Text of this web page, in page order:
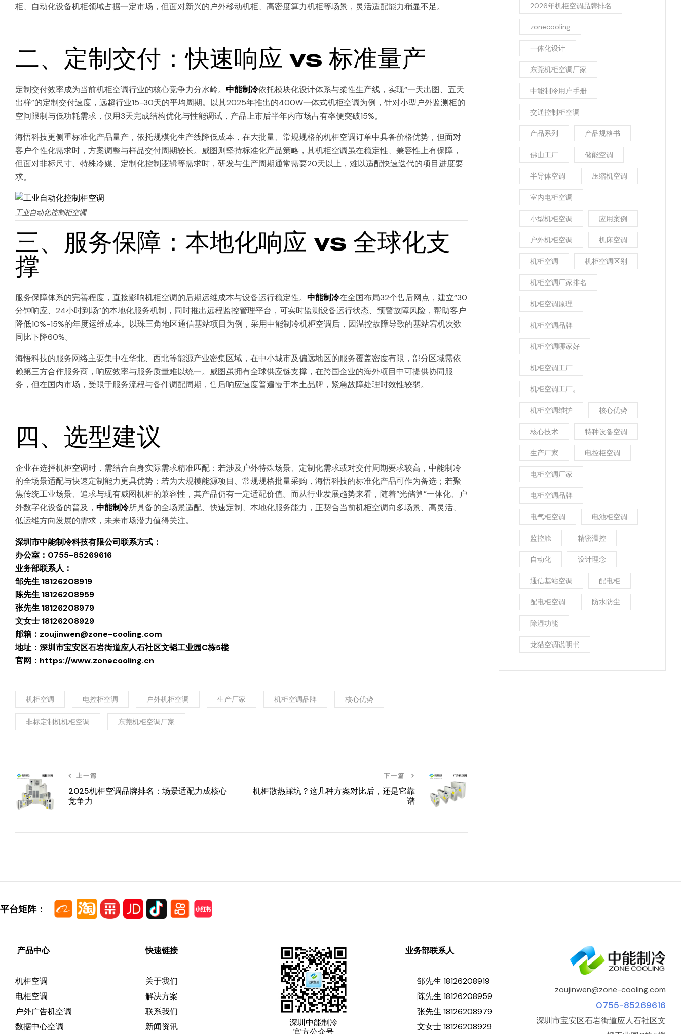
柜、自动化设备机柜领域占据一定市场，但面对新兴的户外移动机柜、高密度算力机柜等场景，灵活适配能力稍显不足。
二、定制交付：快速响应 vs 标准量产
定制交付效率成为当前机柜空调行业的核心竞争力分水岭。 中能制冷依托模块化设计体系与柔性生产线，实现“一天出图、五天
出样”的定制交付速度，远超行业15-30天的平均周期。以其2025年推出的400W一体式机柜空调为例，针对小型户外监测柜的
空间限制与低功耗需求，仅用3天完成结构优化与性能调试，产品上市后半年内市场占有率便突破15%。
海悟科技更侧重标准化产品量产，依托规模化生产线降低成本，在大批量、常规规格的机柜空调订单中具备价格优势，但面对
客户个性化需求时，方案调整与样品交付周期较长。威图则坚持标准化产品策略，其机柜空调虽在稳定性、兼容性上有保障，
但面对非标尺寸、特殊冷媒、定制化控制逻辑等需求时，研发与生产周期通常需要20天以上，难以适配快速迭代的项目进度要
求。
工业自动化控制柜空调
三、服务保障：本地化响应 vs 全球化支
撑
服务保障体系的完善程度，直接影响机柜空调的后期运维成本与设备运行稳定性。 中能制冷在全国布局32个售后网点，建立“30
分钟响应、24小时到场”的本地化服务机制，同时推出远程监控管理平台，可实时监测设备运行状态、预警故障风险，帮助客户
降低10%-15%的年度运维成本。以珠三角地区通信基站项目为例，采用中能制冷机柜空调后，因温控故障导致的基站宕机次数
同比下降60%。
海悟科技的服务网络主要集中在华北、西北等能源产业密集区域，在中小城市及偏远地区的服务覆盖密度有限，部分区域需依
赖第三方合作服务商，响应效率与服务质量难以统一。威图虽拥有全球供应链支撑，在跨国企业的海外项目中可提供协同服
务，但在国内市场，受限于服务流程与备件调配周期，售后响应速度普遍慢于本土品牌，紧急故障处理时效性较弱。
四、选型建议
企业在选择机柜空调时，需结合自身实际需求精准匹配：若涉及户外特殊场景、定制化需求或对交付周期要求较高，中能制冷
的全场景适配与快速定制能力更具优势；若为大规模能源项目、常规规格批量采购，海悟科技的标准化产品可作为备选；若聚
焦传统工业场景、追求与现有威图机柜的兼容性，其产品仍有一定适配价值。而从行业发展趋势来看，随着“光储算”一体化、户
外数字化设备的普及， 中能制冷所具备的全场景适配、快速定制、本地化服务能力，正契合当前机柜空调向多场景、高灵活、
低运维方向发展的需求，未来市场潜力值得关注。
深圳市中能制冷科技有限公司联系方式：
办公室：0755-85269616
业务部联系人：
邹先生 18126208919
陈先生 18126208959
张先生 18126208979
文女士 18126208929
邮箱：zoujinwen@zone-cooling.com
地址：深圳市宝安区石岩街道应人石社区文韬工业园C栋5楼
官网：https://www.zonecooling.cn
机柜空调 电控柜空调 户外机柜空调 生产厂家 机柜空调品牌 核心优势
非标定制机机柜空调 东莞机柜空调厂家
上一篇
2025机柜空调品牌排名：场景适配力成核心
竞争力
下一篇
机柜散热踩坑？这几种方案对比后，还是它靠
谱
2026年机柜空调品牌排名
zonecooling
一体化设计
东莞机柜空调厂家
中能制冷用户手册
交通控制柜空调
产品系列 产品规格书
佛山工厂 储能空调
半导体空调 压缩机空调
室内电柜空调
小型机柜空调 应用案例
户外机柜空调 机床空调
机柜空调 机柜空调区别
机柜空调厂家排名
机柜空调原理
机柜空调品牌
机柜空调哪家好
机柜空调工厂
机柜空调工厂。
机柜空调维护 核心优势
核心技术 特种设备空调
生产厂家 电控柜空调
电柜空调厂家
电柜空调品牌
电气柜空调 电池柜空调
监控舱 精密温控
自动化 设计理念
通信基站空调 配电柜
配电柜空调 防水防尘
除湿功能
龙猫空调说明书
平台矩阵：
产品中心
机柜空调
电柜空调
户外广告机空调
数据中心空调
快速链接
关于我们
解决方案
联系我们
新闻资讯
深圳中能制冷
业务部联系人
邹先生 18126208919
陈先生 18126208959
张先生 18126208979
文女士 18126208929
zoujinwen@zone-cooling.com
0755-85269616
深圳市宝安区石岩街道应人石社区文